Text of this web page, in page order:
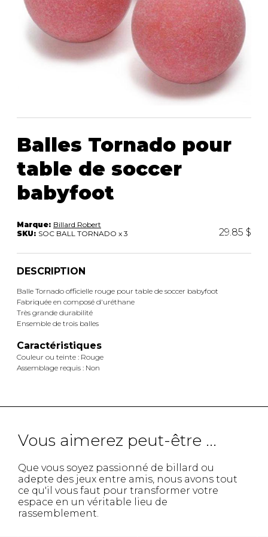
ACCESSOIRES
rassemblement.
Balles Tornado pour
table de soccer
babyfoot
Marque: Billard Robert
SKU: SOC BALL TORNADO x 3 29.85 $
DESCRIPTION
Balle Tornado officielle rouge pour table de soccer babyfoot
Fabriquée en composé d'uréthane
Très grande durabilité
Ensemble de trois balles
Caractéristiques
Couleur ou teinte : Rouge
Assemblage requis : Non
Vous aimerez peut-être ...
Que vous soyez passionné de billard ou
adepte des jeux entre amis, nous avons tout
ce qu'il vous faut pour transformer votre
espace en un véritable lieu de
rassemblement.